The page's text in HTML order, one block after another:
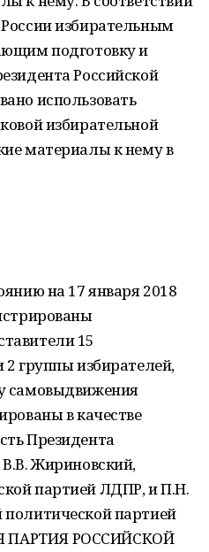
избирательным
подготовку и
Российской
использовать
избирательной
материалы к нему в
на 17 января 2018
15
группы избирателей,
самовыдвижения
в качестве
Президента
Жириновский,
партией ЛДПР, и П.Н.
партией
РОССИЙСКОЙ